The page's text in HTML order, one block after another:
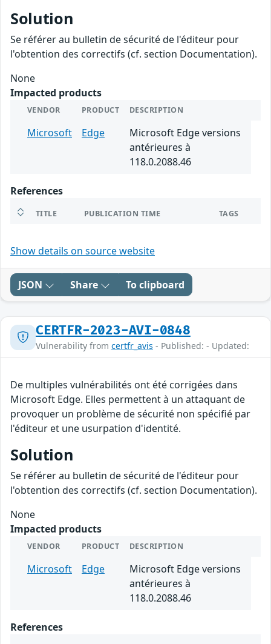
Solution
Se référer au bulletin de sécurité de l'éditeur pour
l'obtention des correctifs (cf. section Documentation).
None
Impacted products
VENDOR PRODUCT DESCRIPTION
Microsoft Edge
Microsoft Edge versions
antérieures à
118.0.2088.46
References
TITLE PUBLICATION TIME TAGS
Show details on source website
JSON Share To clipboard
CERTFR-2023-AVI-0848
Vulnerability from certfr_avis - Published: - Updated:
De multiples vulnérabilités ont été corrigées dans
Microsoft Edge. Elles permettent à un attaquant de
provoquer un problème de sécurité non spécifié par
l'éditeur et une usurpation d'identité.
Solution
Se référer au bulletin de sécurité de l'éditeur pour
l'obtention des correctifs (cf. section Documentation).
None
Impacted products
VENDOR PRODUCT DESCRIPTION
Microsoft Edge
Microsoft Edge versions
antérieures à
118.0.2088.46
References